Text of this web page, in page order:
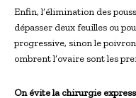
Enfin, l’élimination des
dépasser deux feuilles ou
progressive, sinon le
ombrent l’ovaire sont les
On évite la chirurgie